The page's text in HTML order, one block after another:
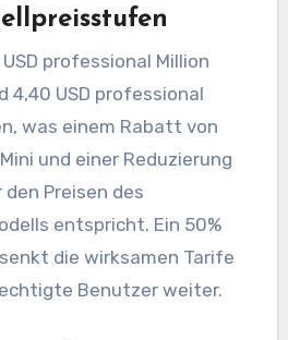
professional Million
4,40 USD professional
was einem Rabatt von
und einer Reduzierung
Preisen des
entspricht. Ein 50%
die wirksamen Tarife
Benutzer weiter.